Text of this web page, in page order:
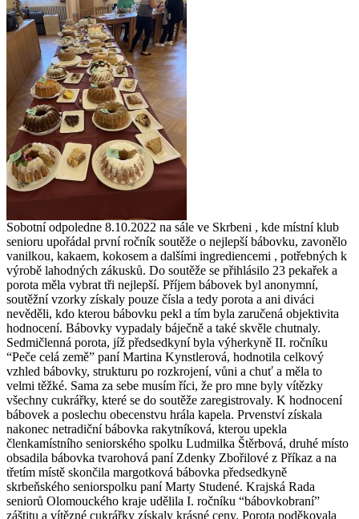
Sobotní odpoledne 8.10.2022 na sále ve Skrbeni , kde místní klub
senioru upořádal první ročník soutěže o nejlepší bábovku, zavonělo
vanilkou, kakaem, kokosem a dalšími ingrediencemi , potřebných k
výrobě lahodných zákusků. Do soutěže se přihlásilo 23 pekařek a
porota měla vybrat tři nejlepší. Příjem bábovek byl anonymní,
soutěžní vzorky získaly pouze čísla a tedy porota a ani diváci
nevěděli, kdo kterou bábovku pekl a tím byla zaručená objektivita
hodnocení. Bábovky vypadaly báječně a také skvěle chutnaly.
Sedmičlenná porota, jíž předsedkyní byla výherkyně II. ročníku
“Peče celá země” paní Martina Kynstlerová, hodnotila celkový
vzhled bábovky, strukturu po rozkrojení, vůni a chuť a měla to
velmi těžké. Sama za sebe musím říci, že pro mne byly vítězky
všechny cukrářky, které se do soutěže zaregistrovaly. K hodnocení
bábovek a poslechu obecenstvu hrála kapela. Prvenství získala
nakonec netradiční bábovka rakytníková, kterou upekla
členkamístního seniorského spolku Ludmilka Štěrbová, druhé místo
obsadila bábovka tvarohová paní Zdenky Zbořilové z Příkaz a na
třetím místě skončila margotková bábovka předsedkyně
skrbeňského seniorspolku paní Marty Studené. Krajská Rada
seniorů Olomouckého kraje udělila I. ročníku “bábovkobraní”
záštitu a vítězné cukrářky získaly krásné ceny. Porota poděkovala